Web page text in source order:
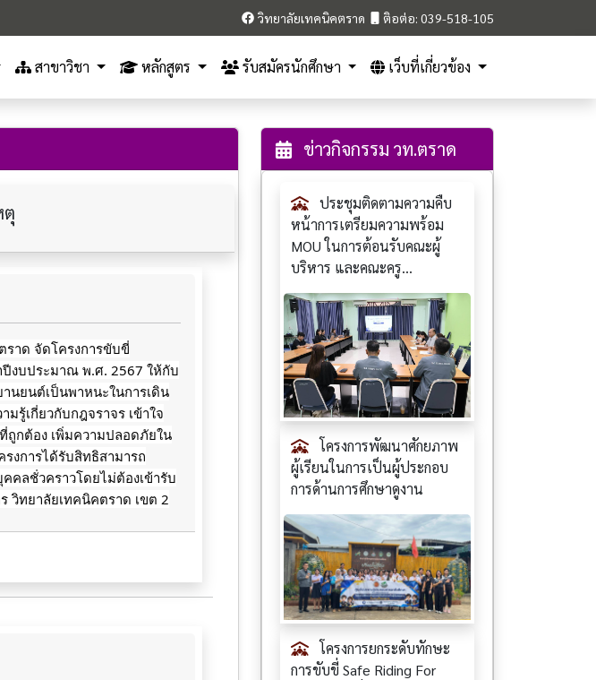
วิทยาลัยเทคนิคตราด ติอต่อ: 039-518-105
สาขาวิชา หลักสูตร รับสมัครนักศึกษา เว็บที่เกี่ยวข้อง
ตุ
าด จัดโครงการขับขี่
งบประมาณ พ.ศ. 2567 ให้กับ
นยนต์เป็นพาหนะในการเดิน
รู้เกี่ยวกับกฎจราจร เข้าใจ
ถูกต้อง เพิ่มความปลอดภัยใน
รงการได้รับสิทธิสามารถ
คลชั่วคราวโดยไม่ต้องเข้ารับ
วิทยาลัยเทคนิคตราด เขต 2
ข่าวกิจกรรม วท.ตราด
ประชุมติดตามความคืบ
หน้าการเตรียมความพร้อม
MOU ในการต้อนรับคณะผู้
บริหาร และคณะครู...
โครงการพัฒนาศักยภาพ
ผู้เรียนในการเป็นผู้ประกอบ
การด้านการศึกษาดูงาน
โครงการยกระดับทักษะ
การขับขี่ Safe Riding For